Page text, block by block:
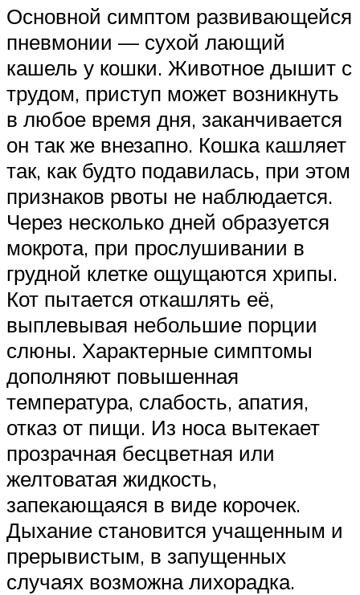
Основной симптом развивающейся
пневмонии — сухой лающий
кашель у кошки. Животное дышит с
трудом, приступ может возникнуть
в любое время дня, заканчивается
он так же внезапно. Кошка кашляет
так, как будто подавилась, при этом
признаков рвоты не наблюдается.
Через несколько дней образуется
мокрота, при прослушивании в
грудной клетке ощущаются хрипы.
Кот пытается откашлять её,
выплевывая небольшие порции
слюны. Характерные симптомы
дополняют повышенная
температура, слабость, апатия,
отказ от пищи. Из носа вытекает
прозрачная бесцветная или
желтоватая жидкость,
запекающаяся в виде корочек.
Дыхание становится учащенным и
прерывистым, в запущенных
случаях возможна лихорадка.